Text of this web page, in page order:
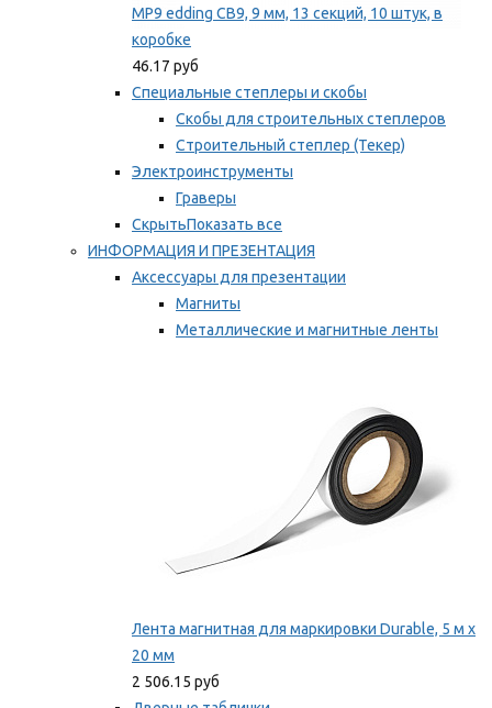
MP9 edding CB9, 9 мм, 13 секций, 10 штук, в
коробке
46.17 руб
Специальные степлеры и скобы
Скобы для строительных степлеров
Строительный степлер (Текер)
Электроинструменты
Граверы
СкрытьПоказать все
ИНФОРМАЦИЯ И ПРЕЗЕНТАЦИЯ
Аксессуары для презентации
Магниты
Металлические и магнитные ленты
Лента магнитная для маркировки Durable, 5 м х
20 мм
2 506.15 руб